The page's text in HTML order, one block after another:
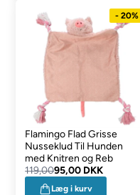
- 20%
Flamingo Flad Grisse
Nusseklud Til Hunden
med Knitren og Reb
119,0095,00 DKK
Læg i kurv